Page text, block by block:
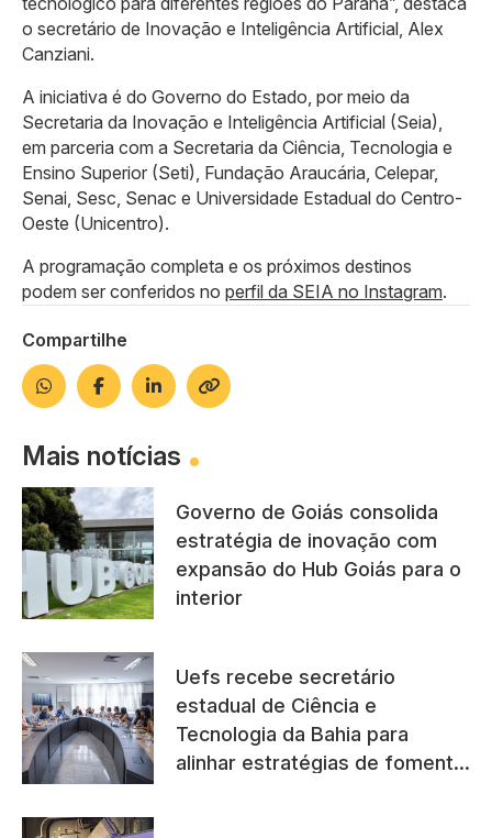
o secretário de Inovação e Inteligência Artificial, Alex
Canziani.
A iniciativa é do Governo do Estado, por meio da
Secretaria da Inovação e Inteligência Artificial (Seia),
em parceria com a Secretaria da Ciência, Tecnologia e
Ensino Superior (Seti), Fundação Araucária, Celepar,
Senai, Sesc, Senac e Universidade Estadual do Centro-
Oeste (Unicentro).
A programação completa e os próximos destinos
podem ser conferidos no perfil da SEIA no Instagram.
Compartilhe
Mais notícias
Governo de Goiás consolida
estratégia de inovação com
expansão do Hub Goiás para o
interior
Uefs recebe secretário
estadual de Ciência e
Tecnologia da Bahia para
alinhar estratégias de fomento